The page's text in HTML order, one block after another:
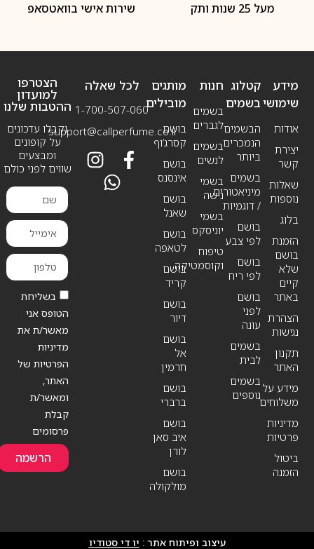
מעל 25 שנות ותק שירות אישי בוואטסאפ
מידע
שימושי
אודות
יצירת
קשר
שאלות
נוספות
בלוג
הזמנת
בושם
שלא
קיים
באתר
הצהרת
נגישות
תקנון
האתר
מידע על
משלוחים
מדיניות
פרטיות
ביטול
הזמנה
חנות
בשמים
לגברים
בשמים
לנשים
בשמי
נישה
בשמי
יוניסקס
טיפוח
וקוסמטיקה
קטלוג
בשמים
הבשמים
הנמכרים
ביותר
בשמים
מיניאטורים
/ דוגמיות
בושם
לפי צבע
בושם
לפי ריח
בושם
לפני
עונה
בשמים
לבית
בשמים
נוספים
מותגים
מובילים
בושם
קסרג’וף
בושם
אינסנס
בושם
שאנל
בושם
לטאפה
בושם
קריד
בושם
דיור
בושם
אל
חרמין
בושם
ברברי
בושם
איב סאן
לורן
בושם
מולקולה
לכל שאלה
1-700-507-060
support@callperfume.co.il
הצטרפו
למועדון
ההטבות שלנו
וקבלו עדכונים
על קופונים
ומבצעים
שווים לפני כולם
בשליחת
הטופס אני
מאשר/ת את
מדיניות
הפרטיות של
האתר,
ומאשר/ת
קבלת
פרסומים
הרשמה
עיצוב ופיתוח אתר : יו די סטודיו